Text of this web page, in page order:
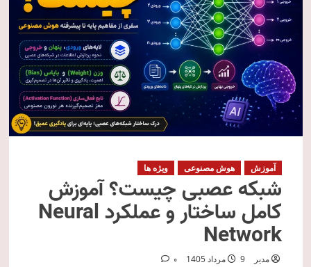
آموزش هوش مصنوعی ویژه ها
شبکه عصبی چیست؟ آموزش
کامل ساختار و عملکرد Neural
Network
مدیر 9 مرداد 1405 0